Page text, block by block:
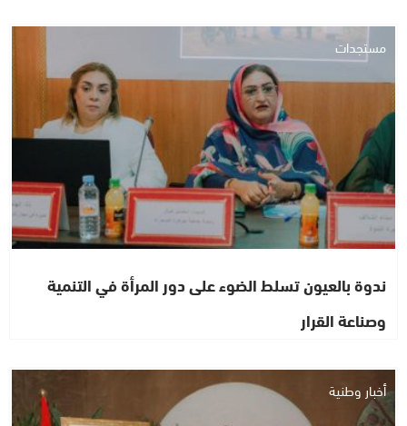
مستجدات
ندوة بالعيون تسلط الضوء على دور المرأة في التنمية
وصناعة القرار
أخبار وطنية